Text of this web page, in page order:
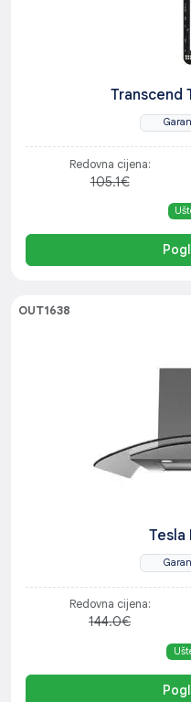
Transcend
Redovna cijena:
105.1€
OUT1638
Tesla
Redovna cijena:
144.0€